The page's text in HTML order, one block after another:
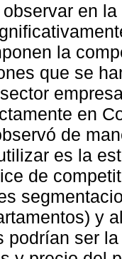
en
la
que se
en
de
es la
de
y
podrían ser